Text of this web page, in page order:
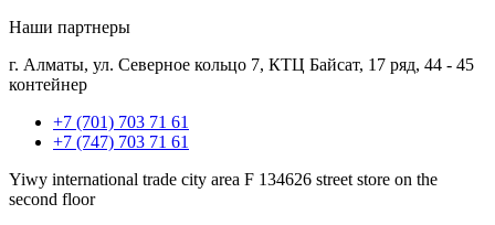
Наши партнеры
г. Алматы, ул. Северное кольцо 7, КТЦ Байсат, 17 ряд, 44 - 45
контейнер
+7 (701) 703 71 61
+7 (747) 703 71 61
Yiwy international trade city area F 134626 street store on the
second floor